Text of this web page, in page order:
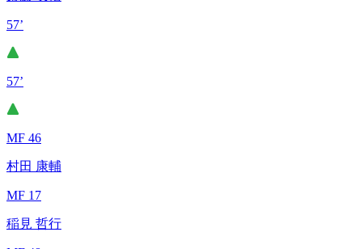
57’
57’
MF 46
村田 康輔
MF 17
稲見 哲行